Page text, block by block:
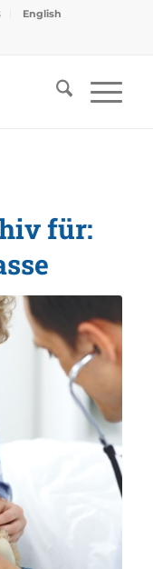
English
für: